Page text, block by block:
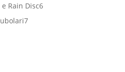
Rain Disc66
77